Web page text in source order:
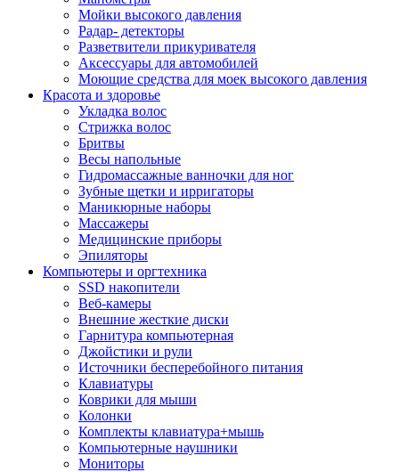
Мойки высокого давления
Радар- детекторы
Разветвители прикуривателя
Аксессуары для автомобилей
Моющие средства для моек высокого давления
Красота и здоровье
Укладка волос
Стрижка волос
Бритвы
Весы напольные
Гидромассажные ванночки для ног
Зубные щетки и ирригаторы
Маникюрные наборы
Массажеры
Медицинские приборы
Эпиляторы
Компьютеры и оргтехника
SSD накопители
Веб-камеры
Внешние жесткие диски
Гарнитура компьютерная
Джойстики и рули
Источники бесперебойного питания
Клавиатуры
Коврики для мыши
Колонки
Комплекты клавиатура+мышь
Компьютерные наушники
Мониторы